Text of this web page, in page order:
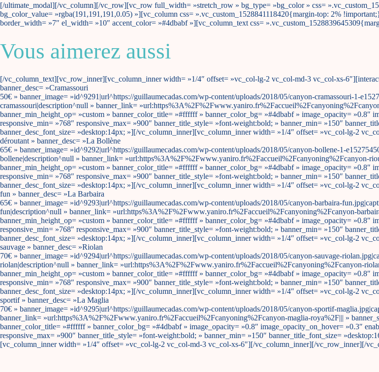
[/ultimate_modal][/vc_column][/vc_row][vc_row full_width= »stretch_row » bg_type= »bg_color » css=
bg_color_value= »rgba(191,191,191,0.05) »][vc_column css= ».vc_custom_1528841118420{margin-top: 2%
border_width= »7″ el_width= »10″ accent_color= »#4dbabf »][vc_column_text css=
Vous aimerez aussi
[/vc_column_text][vc_row_inner][vc_column_inner width= »1/4″ offset= »vc_col-lg-2 vc_col-md-3 vc_col-xs-
banner_desc= »Cramassouri
50€ » banner_image= »id^9291|url^https://guillaumecadas.com/wp-content/uploads/2018/05/canyon-cramassouri-1-
cramassouri|description^null » banner_link=
banner_min_height_op= »custom » banner_color_title= »#ffffff » banner_color_bg= »#4dbabf » image_opacity= »0.8″
responsive_min= »768″ responsive_max= »900″ banner_title_style= »font-weight:bold; » banner_min= »150″
banner_desc_font_size= »desktop:14px; »][/vc_column_inner][vc_column_inner width= »1/4″ offset= »vc_col-lg-2
déroutant » banner_desc= »La Bollène
65€ » banner_image= »id^9292|url^https://guillaumecadas.com/wp-content/uploads/2018/05/canyon-bollene-1-
bollene|description^null » banner_link= »url:https%3A%2F%2Fwww.yaniro.fr%2Faccueil%2Fcanyoning%2Fcanyon-
banner_min_height_op= »custom » banner_color_title= »#ffffff » banner_color_bg= »#4dbabf » image_opacity= »0.8″
responsive_min= »768″ responsive_max= »900″ banner_title_style= »font-weight:bold; » banner_min= »150″
banner_desc_font_size= »desktop:14px; »][/vc_column_inner][vc_column_inner width= »1/4″ offset= »vc_col-lg-2
fun » banner_desc= »La Barbaira
65€ » banner_image= »id^9293|url^https://guillaumecadas.com/wp-content/uploads/2018/05/canyon-barbaira-
fun|description^null » banner_link= »url:https%3A%2F%2Fwww.yaniro.fr%2Faccueil%2Fcanyoning%2Fcanyon-
banner_min_height_op= »custom » banner_color_title= »#ffffff » banner_color_bg= »#4dbabf » image_opacity= »0.8″
responsive_min= »768″ responsive_max= »900″ banner_title_style= »font-weight:bold; » banner_min= »150″
banner_desc_font_size= »desktop:14px; »][/vc_column_inner][vc_column_inner width= »1/4″ offset= »vc_col-lg-2
sauvage » banner_desc= »Riolan
70€ » banner_image= »id^9294|url^https://guillaumecadas.com/wp-content/uploads/2018/05/canyon-sauvage-
riolan|description^null » banner_link= »url:https%3A%2F%2Fwww.yaniro.fr%2Faccueil%2Fcanyoning%2Fcanyon-
banner_min_height_op= »custom » banner_color_title= »#ffffff » banner_color_bg= »#4dbabf » image_opacity= »0.8″
responsive_min= »768″ responsive_max= »900″ banner_title_style= »font-weight:bold; » banner_min= »150″
banner_desc_font_size= »desktop:14px; »][/vc_column_inner][vc_column_inner width= »1/4″ offset= »vc_col-lg-2
sportif » banner_desc= »La Maglia
70€ » banner_image= »id^9295|url^https://guillaumecadas.com/wp-content/uploads/2018/05/canyon-sportif-
banner_link= »url:https%3A%2F%2Fwww.yaniro.fr%2Faccueil%2Fcanyoning%2Fcanyon-maglia-roya%2F||| »
banner_color_title= »#ffffff » banner_color_bg= »#4dbabf » image_opacity= »0.8″ image_opacity_on_hover= »0.3″
responsive_max= »900″ banner_title_style= »font-weight:bold; » banner_min= »150″ banner_title_font_size=
[vc_column_inner width= »1/4″ offset= »vc_col-lg-2 vc_col-md-3 vc_col-xs-6″][/vc_column_inner][/vc_row_inner][/